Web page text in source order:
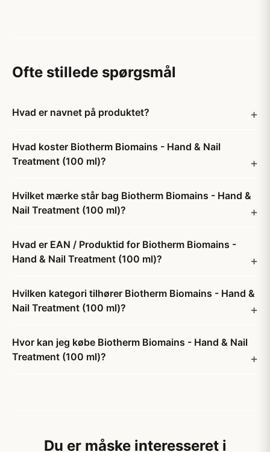
Ofte stillede spørgsmål
Hvad er navnet på produktet?
Hvad koster Biotherm Biomains - Hand & Nail
Treatment (100 ml)?
Hvilket mærke står bag Biotherm Biomains - Hand &
Nail Treatment (100 ml)?
Hvad er EAN / Produktid for Biotherm Biomains -
Hand & Nail Treatment (100 ml)?
Hvilken kategori tilhører Biotherm Biomains - Hand &
Nail Treatment (100 ml)?
Hvor kan jeg købe Biotherm Biomains - Hand & Nail
Treatment (100 ml)?
Du er måske interesseret i